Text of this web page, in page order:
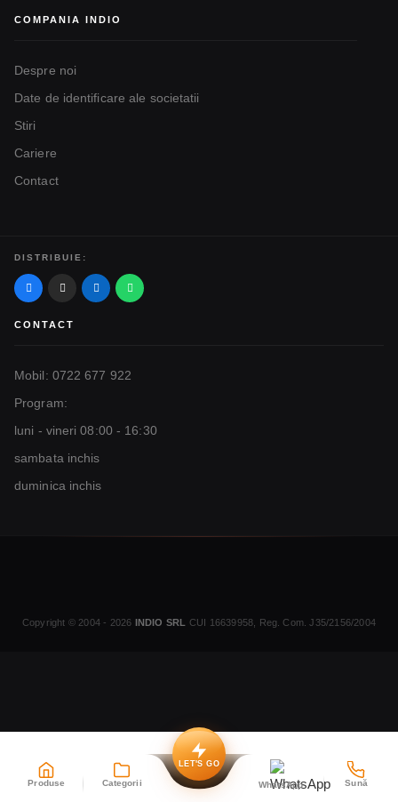
COMPANIA INDIO
Despre noi
Date de identificare ale societatii
Stiri
Cariere
Contact
DISTRIBUIE:
CONTACT
Mobil: 0722 677 922
Program:
luni - vineri 08:00 - 16:30
sambata inchis
duminica inchis
Copyright © 2004 - 2026 INDIO SRL CUI 16639958, Reg. Com. J35/2156/2004
LET'S GO
Produse Categorii WhatsApp Sună